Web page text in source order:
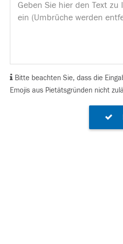
Bitte beachten Sie, dass die
Emojis aus Pietätsgründen nicht